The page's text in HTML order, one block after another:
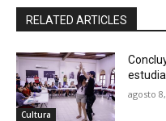
RELATED ARTICLES
Cultura
agosto